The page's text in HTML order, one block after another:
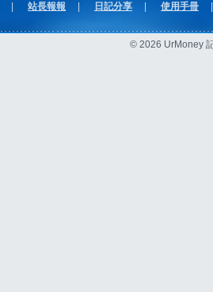
站長報報 日記分享 使用手冊
© 2026 UrMoney